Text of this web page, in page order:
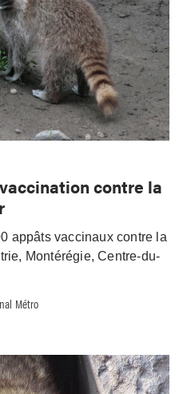
contre la
appâts vaccinaux contre la
Montérégie, Centre-du-
Métro